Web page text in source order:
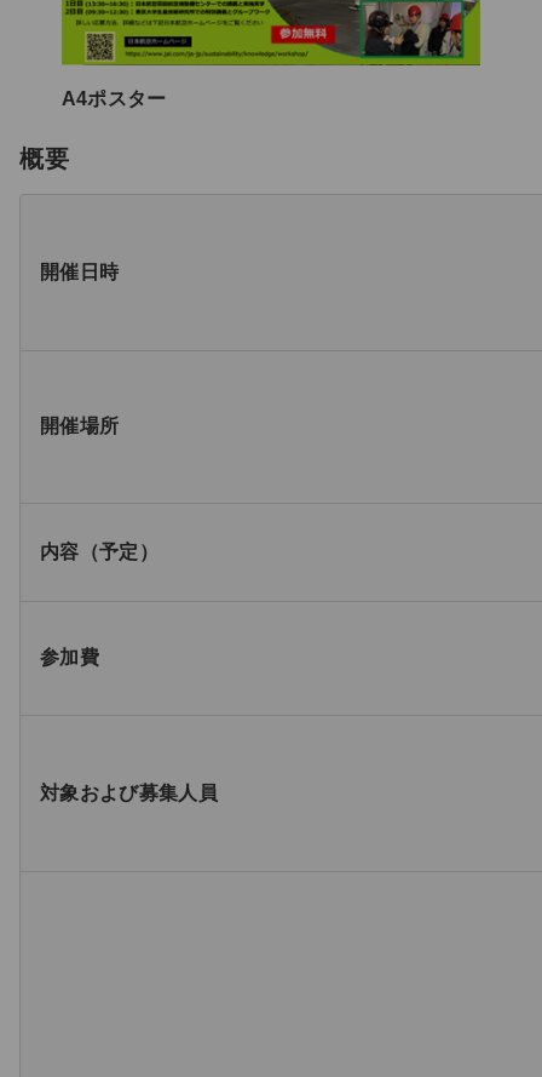
A4ポスター
概要
開催日時
開催場所
内容（予定）
参加費
対象および募集人員